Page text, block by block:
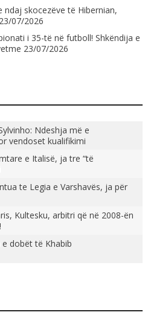
ndaj skocezëve të Hibernian,
23/07/2026
i 35-të në futboll! Shkëndija e
23/07/2026
Ndeshja më e
vendoset kualifikimi
e Italisë, ja tre “të
te Legia e Varshavës, ja për
Kultesku, arbitri që në 2008-ën
dobët të Khabib